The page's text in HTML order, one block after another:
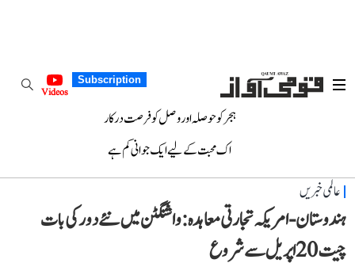
Subscription
Videos
ہجر کو حوصلہ اور وصل کو فرصت درکار
اک محبت کے لیے ایک جوانی کم ہے
عالمی خبریں
ہندوستان-امریکہ تجارتی معاہدہ: واشنگٹن میں نئے دور کی بات
چیت 20 اپریل سے شروع